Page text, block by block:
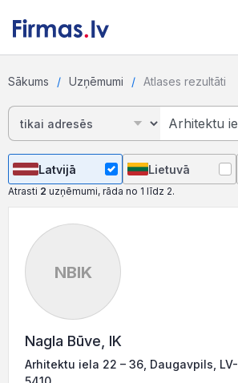
Sākums Uzņēmumi Atlases rezultāti
Latvijā Lietuvā
Atrasti 2 uzņēmumi, rāda no 1 līdz 2.
NBIK
Nagla Būve, IK
Arhitektu iela 22 – 36, Daugavpils, LV-